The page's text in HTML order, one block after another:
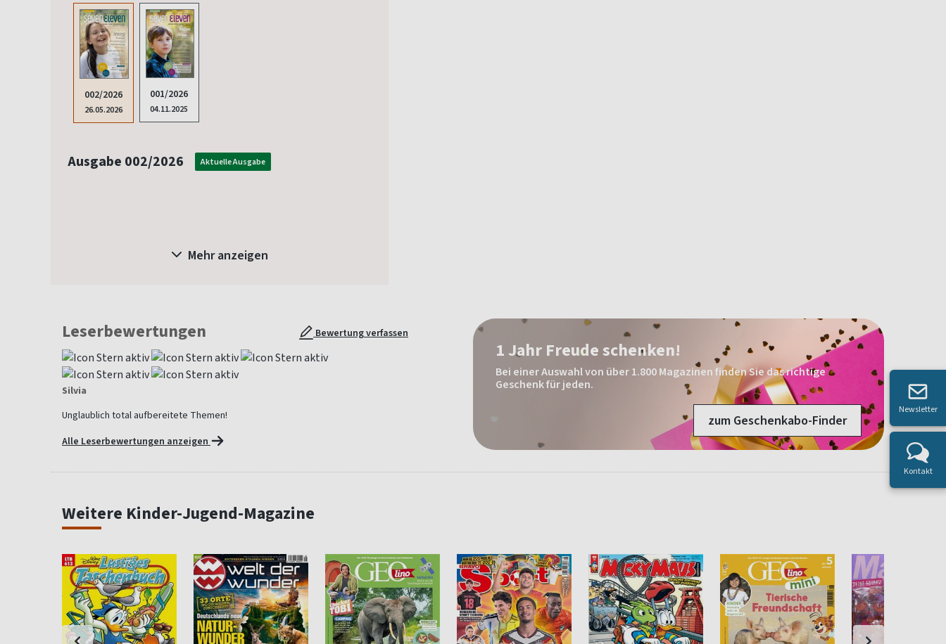
002/2026
26.05.2026
001/2026
04.11.2025
Ausgabe 002/2026 Aktuelle Ausgabe
Mehr anzeigen
Leserbewertungen Bewertung verfassen
Silvia
Unglaublich total aufbereitete Themen!
Alle Leserbewertungen anzeigen
1 Jahr Freude schenken!
Bei einer Auswahl von über 1.800 Magazinen finden Sie das richtige
Geschenk für jeden.
zum Geschenkabo-Finder
Weitere Kinder-Jugend-Magazine
Newsletter
Kontakt